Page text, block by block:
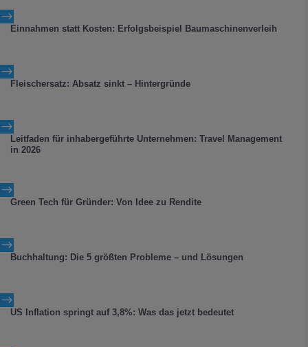
$
Einnahmen statt Kosten: Erfolgsbeispiel Baumaschinenverleih
$
Fleischersatz: Absatz sinkt – Hintergründe
$
Leitfaden für inhabergeführte Unternehmen: Travel Management
in 2026
$
Green Tech für Gründer: Von Idee zu Rendite
$
Buchhaltung: Die 5 größten Probleme – und Lösungen
$
US Inflation springt auf 3,8%: Was das jetzt bedeutet